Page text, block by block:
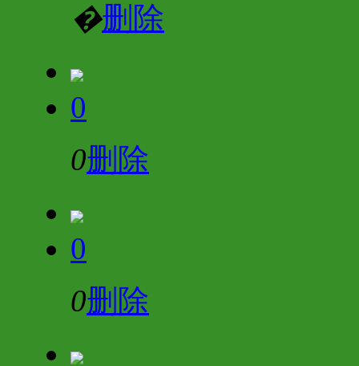
�删除
0
0删除
0
0删除